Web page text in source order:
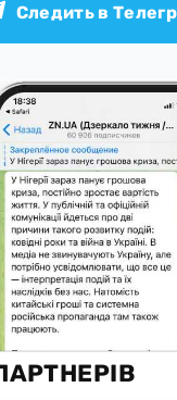
Следить в